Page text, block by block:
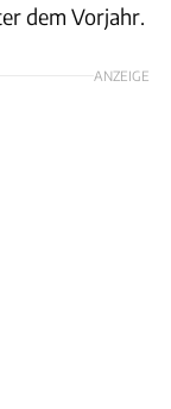
dem Vorjahr.
ANZEIGE